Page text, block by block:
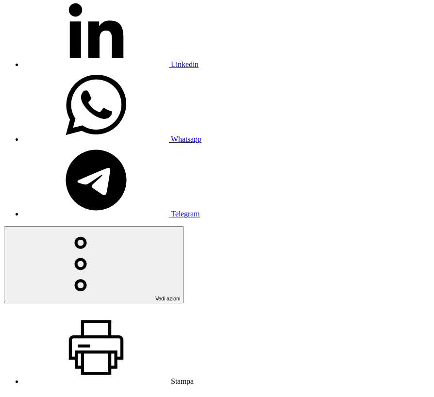
Linkedin
Whatsapp
Telegram
Vedi azioni
Stampa